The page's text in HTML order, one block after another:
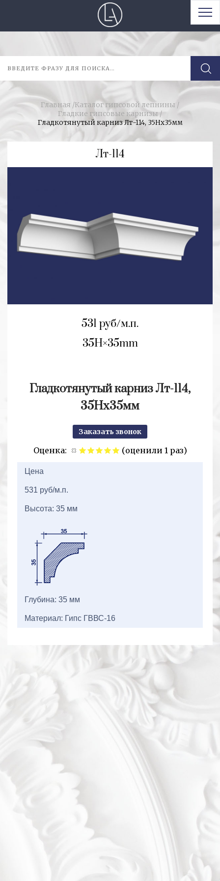
Главная /Каталог гипсовой лепнины /
Гладкие гипсовые карнизы/
Гладкотянутый карниз Лт-114, 35Нх35мм
Лт-114
531 руб/м.п.
35H 35mm
Гладкотянутый карниз Лт-114,
35Нх35мм
Заказать звонок
Оценка:
(оценили 1 раз)
Цена
531 руб/м.п.
Высота: 35 мм
Глубина: 35 мм
Материал: Гипс ГВВС-16